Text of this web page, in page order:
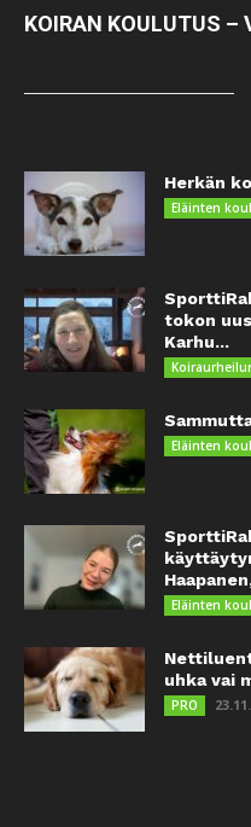
KOIRAN KOULUTUS –
Herkän
Eläinten
tokon
Karhu...
Eläinten
Eläinten
uhka vai
PRO